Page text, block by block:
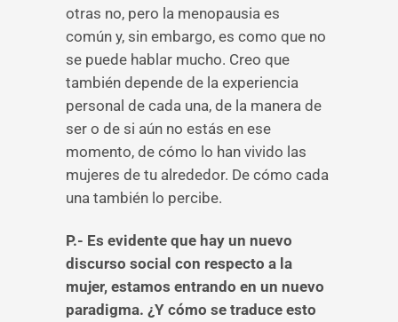
otras no, pero la menopausia es
común y, sin embargo, es como que no
se puede hablar mucho. Creo que
también depende de la experiencia
personal de cada una, de la manera de
ser o de si aún no estás en ese
momento, de cómo lo han vivido las
mujeres de tu alrededor. De cómo cada
una también lo percibe.
P.- Es evidente que hay un nuevo
discurso social con respecto a la
mujer, estamos entrando en un nuevo
paradigma. ¿Y cómo se traduce esto